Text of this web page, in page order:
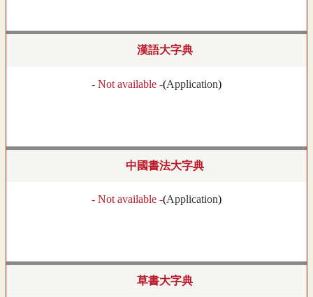
漢語大字典
- Not available -(Application)
中國書法大字典
- Not available -(Application)
草書大字典